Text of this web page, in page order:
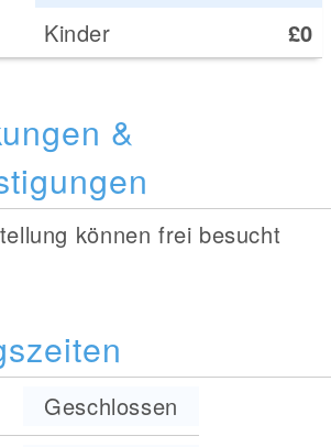
Kinder
£0
&
können frei besucht
Geschlossen